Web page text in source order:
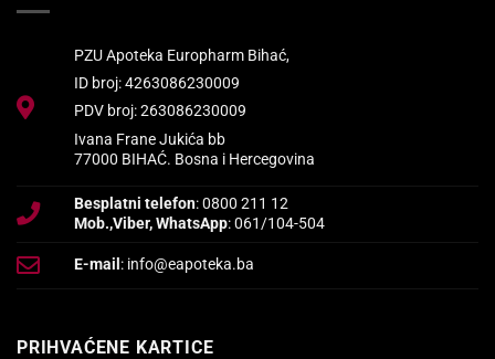
PZU Apoteka Europharm Bihać,
ID broj: 4263086230009
PDV broj: 263086230009
Ivana Frane Jukića bb
77000 BIHAĆ. Bosna i Hercegovina
Besplatni telefon: 0800 211 12
Mob.,Viber, WhatsApp: 061/104-504
E-mail : info@eapoteka.ba
PRIHVAĆENE KARTICE